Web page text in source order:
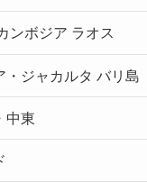
ンボジア ラオス
・ジャカルタ バリ島
中東